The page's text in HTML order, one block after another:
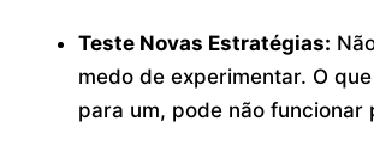
Teste Novas Estratégias:
medo de experimentar. O
para um, pode não funcionar